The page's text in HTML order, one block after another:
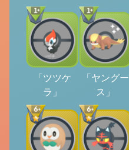
「ツツケ
ラ」
「ヤングー
ス」